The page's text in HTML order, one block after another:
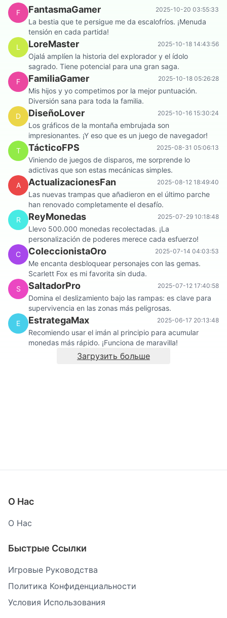
F FantasmaGamer 2025-10-20 03:55:33
La bestia que te persigue me da escalofríos. ¡Menuda
tensión en cada partida!
L
LoreMaster 2025-10-18 14:43:56
Ojalá amplíen la historia del explorador y el ídolo
sagrado. Tiene potencial para una gran saga.
F
FamiliaGamer 2025-10-18 05:26:28
Mis hijos y yo competimos por la mejor puntuación.
Diversión sana para toda la familia.
D
DiseñoLover 2025-10-16 15:30:24
Los gráficos de la montaña embrujada son
impresionantes. ¡Y eso que es un juego de navegador!
T
TácticoFPS 2025-08-31 05:06:13
Viniendo de juegos de disparos, me sorprende lo
adictivas que son estas mecánicas simples.
A
ActualizacionesFan 2025-08-12 18:49:40
Las nuevas trampas que añadieron en el último parche
han renovado completamente el desafío.
R
ReyMonedas 2025-07-29 10:18:48
Llevo 500.000 monedas recolectadas. ¡La
personalización de poderes merece cada esfuerzo!
C
ColeccionistaOro 2025-07-14 04:03:53
Me encanta desbloquear personajes con las gemas.
Scarlett Fox es mi favorita sin duda.
S
SaltadorPro 2025-07-12 17:40:58
Domina el deslizamiento bajo las rampas: es clave para
supervivencia en las zonas más peligrosas.
E
EstrategaMax 2025-06-17 20:13:48
Recomiendo usar el imán al principio para acumular
monedas más rápido. ¡Funciona de maravilla!
Загрузить больше
О Нас
О Нас
Быстрые Ссылки
Игровые Руководства
Политика Конфиденциальности
Условия Использования